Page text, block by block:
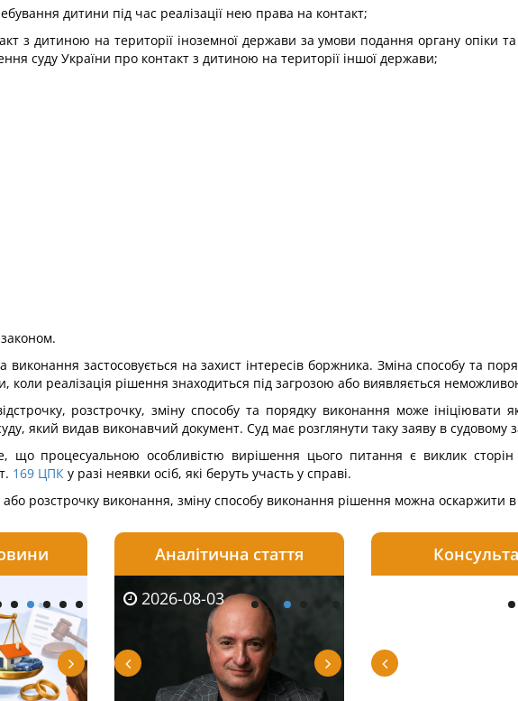
дитини під час реалізації нею права на контакт;
з дитиною на території іноземної держави за умови подання органу
суду України про контакт з дитиною на території іншої держави;
виконання застосовується на захист інтересів боржника. Зміна способу та
реалізація рішення знаходиться під загрозою або виявляється
розстрочку, зміну способу та порядку виконання може
який видав виконавчий документ. Суд має розглянути таку заяву в судовому
що процесуальною особливістю вирішення цього питання є виклик
169 ЦПК у разі неявки осіб, які беруть участь у справі.
або розстрочку виконання, зміну способу виконання рішення можна оскаржити
2026-08-05
Аналітична стаття
2026-08-03
2026-08-06
07-30 2026-08-06